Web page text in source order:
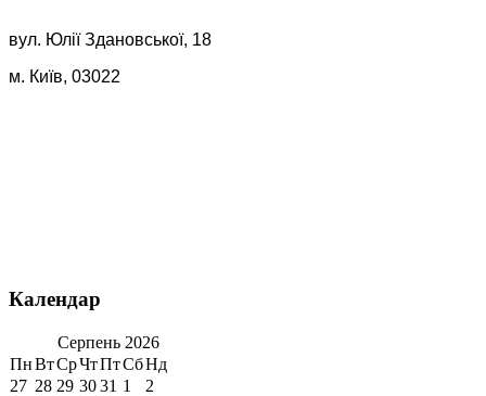
вул. Юлії Здановської, 18
м. Київ, 03022
Календар
Серпень 2026
ПнВтСрЧтПтСбНд
27 28 29 3031 1
2